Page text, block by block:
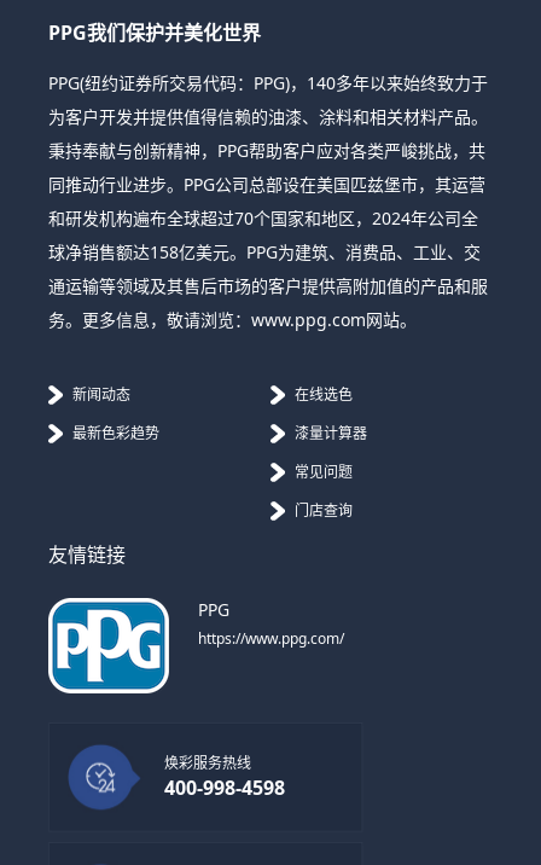
PPG我们保护并美化世界
PPG(纽约证券所交易代码：PPG)，140多年以来始终致力于
为客户开发并提供值得信赖的油漆、涂料和相关材料产品。
秉持奉献与创新精神，PPG帮助客户应对各类严峻挑战，共
同推动行业进步。PPG公司总部设在美国匹兹堡市，其运营
和研发机构遍布全球超过70个国家和地区，2024年公司全
球净销售额达158亿美元。PPG为建筑、消费品、工业、交
通运输等领域及其售后市场的客户提供高附加值的产品和服
务。更多信息，敬请浏览：www.ppg.com网站。
新闻动态
最新色彩趋势
在线选色
漆量计算器
常见问题
门店查询
友情链接
PPG
https://www.ppg.com/
焕彩服务热线
400-998-4598